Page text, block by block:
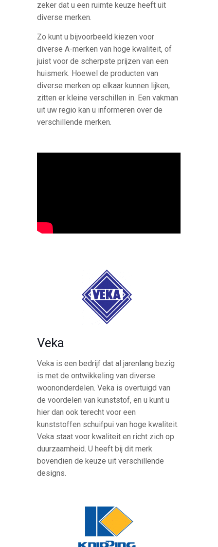
zeker dat u een ruimte keuze heeft uit
diverse merken.
Zo kunt u bijvoorbeeld kiezen voor
diverse A-merken van hoge kwaliteit, of
juist voor de scherpste prijzen van een
huismerk. Hoewel de producten van
diverse merken op elkaar kunnen lijken,
zitten er kleine verschillen in. Een vakman
uit uw regio kan u informeren over de
verschillende merken.
Veka
Veka is een bedrijf dat al jarenlang bezig
is met de ontwikkeling van diverse
woononderdelen. Veka is overtuigd van
de voordelen van kunststof, en u kunt u
hier dan ook terecht voor een
kunststoffen schuifpui van hoge kwaliteit.
Veka staat voor kwaliteit en richt zich op
duurzaamheid. U heeft bij dit merk
bovendien de keuze uit verschillende
designs.